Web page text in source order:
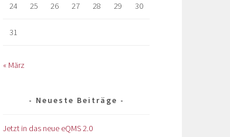
24 25 26 27 28 29 30
31
« März
Neueste Beiträge
Jetzt in das neue eQMS 2.0